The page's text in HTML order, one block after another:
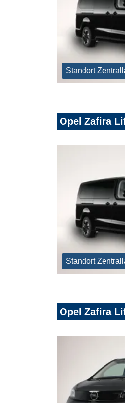
Standort
Opel Zafira
Standort
Opel Zafira